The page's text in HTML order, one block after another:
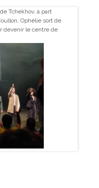
Tchekhov, à part
Ophélie sort de
devenir le centre de